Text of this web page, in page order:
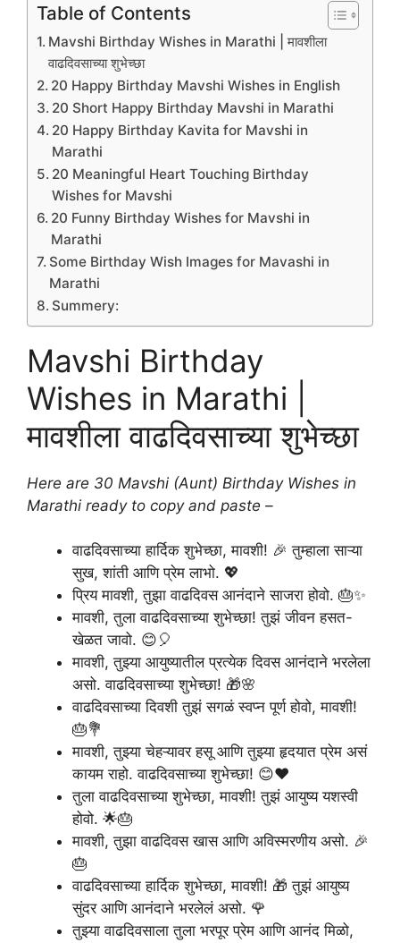
Table of Contents
Mavshi Birthday Wishes in Marathi | मावशीला
वाढदिवसाच्या शुभेच्छा
20 Happy Birthday Mavshi Wishes in English
20 Short Happy Birthday Mavshi in Marathi
20 Happy Birthday Kavita for Mavshi in
Marathi
20 Meaningful Heart Touching Birthday
Wishes for Mavshi
20 Funny Birthday Wishes for Mavshi in
Marathi
Some Birthday Wish Images for Mavashi in
Marathi
Summery:
Mavshi Birthday
Wishes in Marathi |
मावशीला वाढदिवसाच्या शुभेच्छा
Here are 30 Mavshi (Aunt) Birthday Wishes in
Marathi ready to copy and paste –
वाढदिवसाच्या हार्दिक शुभेच्छा, मावशी! 🎉 तुम्हाला साऱ्या
सुख, शांती आणि प्रेम लाभो. 💖
प्रिय मावशी, तुझा वाढदिवस आनंदाने साजरा होवो. 🎂✨
मावशी, तुला वाढदिवसाच्या शुभेच्छा! तुझं जीवन हसत-
खेळत जावो. 😊🎈
मावशी, तुझ्या आयुष्यातील प्रत्येक दिवस आनंदाने भरलेला
असो. वाढदिवसाच्या शुभेच्छा! 🎁🌸
वाढदिवसाच्या दिवशी तुझं सगळं स्वप्न पूर्ण होवो, मावशी!
🎂💐
मावशी, तुझ्या चेहऱ्यावर हसू आणि तुझ्या हृदयात प्रेम असं
कायम राहो. वाढदिवसाच्या शुभेच्छा! 😊❤️
तुला वाढदिवसाच्या शुभेच्छा, मावशी! तुझं आयुष्य यशस्वी
होवो. 🌟🎂
मावशी, तुझा वाढदिवस खास आणि अविस्मरणीय असो. 🎉
🎂
वाढदिवसाच्या हार्दिक शुभेच्छा, मावशी! 🎁 तुझं आयुष्य
सुंदर आणि आनंदाने भरलेलं असो. 🌹
तुझ्या वाढदिवसाला तुला भरपूर प्रेम आणि आनंद मिळो,